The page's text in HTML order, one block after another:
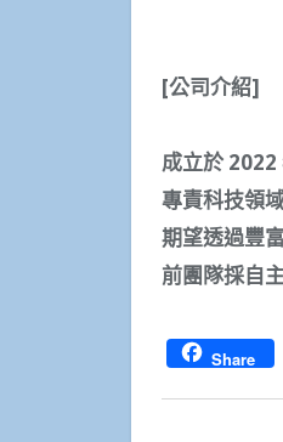
[公司介紹]
成立於 2022
專責科技領
期望透過豐
前團隊採自
Share